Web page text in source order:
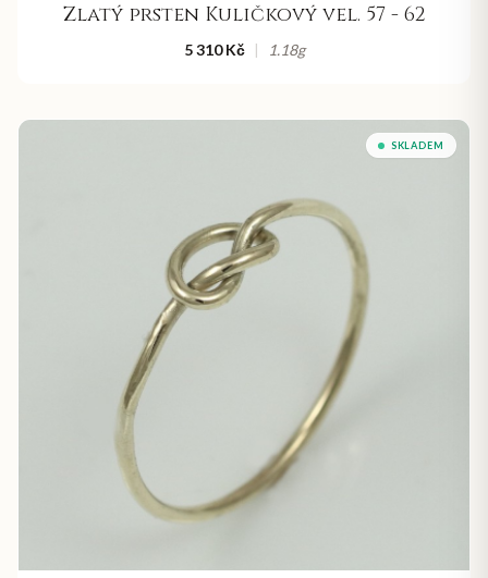
Zlatý prsten Kuličkový vel. 57 - 62
5 310 Kč | 1.18g
SKLADEM